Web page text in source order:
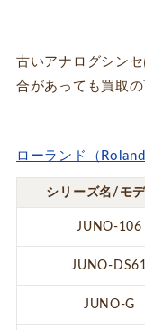
古いアナログシン
合があっても買取
ローランド（Roland
シリーズ名/モ
JUNO-106
JUNO-DS61
JUNO-G